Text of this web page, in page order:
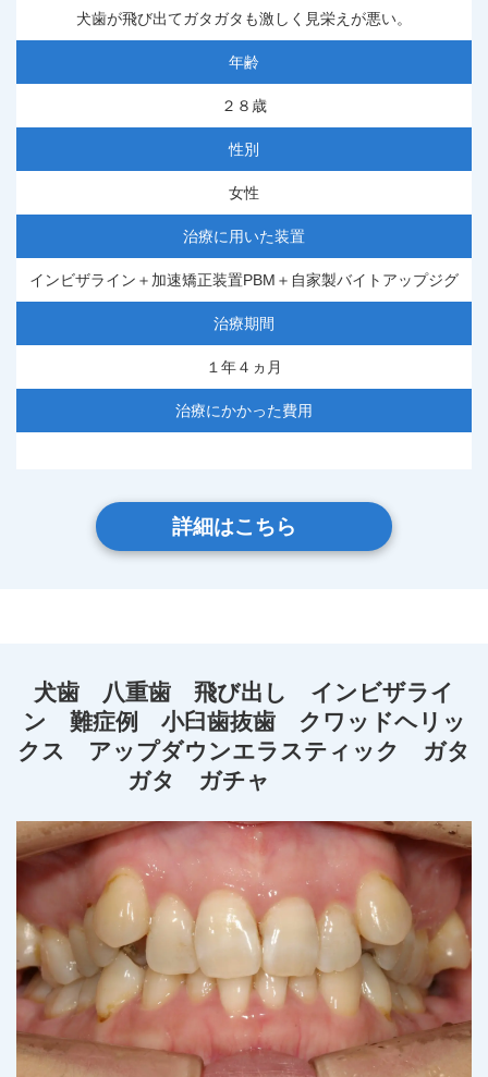
犬歯が飛び出てガタガタも激しく見栄えが悪い。
年齢
２８歳
性別
女性
治療に用いた装置
インビザライン＋加速矯正装置PBM＋自家製バイトアップジグ
治療期間
１年４ヵ月
治療にかかった費用
詳細はこちら
犬歯 八重歯 飛び出し インビザライ
ン 難症例 小臼歯抜歯 クワッドヘリッ
クス アップダウンエラスティック ガタ
ガタ ガチャ